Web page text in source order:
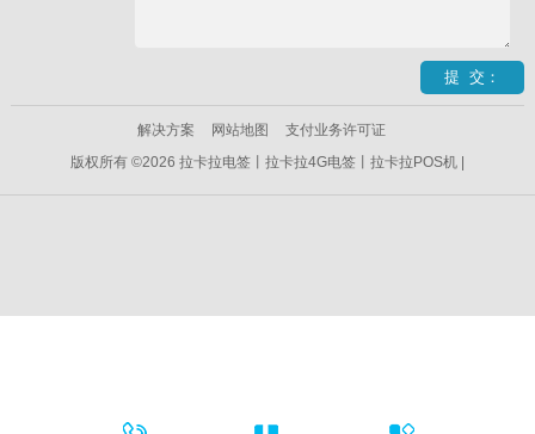
解决方案 网站地图
支付业务许可证
版权所有 ©2026 拉卡拉电签丨拉卡拉4G电签丨拉卡拉POS机 |